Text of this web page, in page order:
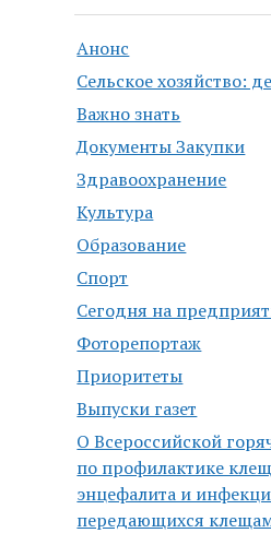
Анонс
Сельское хозяйство:
Важно знать
Документы Закупки
Здравоохранение
Культура
Образование
Спорт
Сегодня на
Фоторепортаж
Приоритеты
Выпуски газет
О Всероссийской
по профилактике
энцефалита и
передающихся